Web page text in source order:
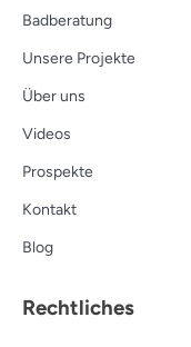
Badberatung
Unsere Projekte
Über uns
Videos
Prospekte
Kontakt
Blog
Rechtliches